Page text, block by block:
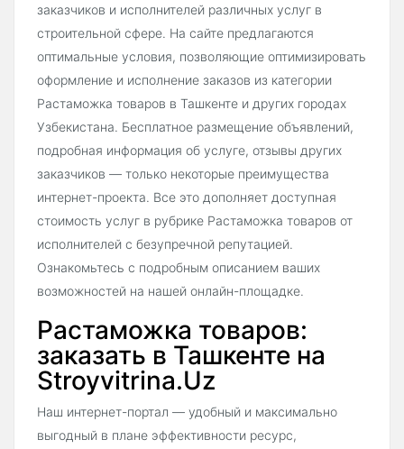
заказчиков и исполнителей различных услуг в
строительной сфере. На сайте предлагаются
оптимальные условия, позволяющие оптимизировать
оформление и исполнение заказов из категории
Растаможка товаров в Ташкенте и других городах
Узбекистана. Бесплатное размещение объявлений,
подробная информация об услуге, отзывы других
заказчиков — только некоторые преимущества
интернет-проекта. Все это дополняет доступная
стоимость услуг в рубрике Растаможка товаров от
исполнителей с безупречной репутацией.
Ознакомьтесь с подробным описанием ваших
возможностей на нашей онлайн-площадке.
Растаможка товаров:
заказать в Ташкенте на
Stroyvitrina.Uz
Наш интернет-портал — удобный и максимально
выгодный в плане эффективности ресурс,